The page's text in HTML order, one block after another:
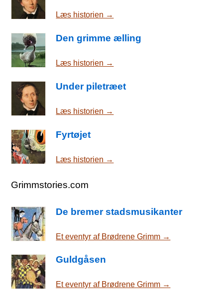
Læs historien →
Den grimme ælling
Læs historien →
Under piletræet
Læs historien →
Fyrtøjet
Læs historien →
Grimmstories.com
De bremer stadsmusikanter
Et eventyr af Brødrene Grimm →
Guldgåsen
Et eventyr af Brødrene Grimm →